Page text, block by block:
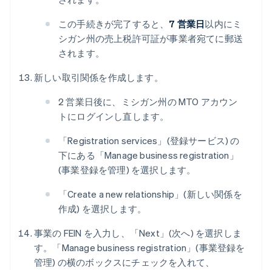
この手続きが完了すると、 7 営業日以内にミ
シガン州の売上税許可証が事業者宛てに郵送
されます。
新しい取引関係を作成します。
2 営業日後に、ミシガン州の MTO アカウン
トにログインし直します。
「Registration services」(登録サービス) の
下にある「Manage business registration」
(事業登録を管理) を選択します。
「Create a new relationship」(新しい関係を
作成) を選択します。
事業の FEIN を入力し、「Next」(次へ) を選択しま
す。「Manage business registration」(事業登録を
管理) の横のボックスにチェックを入れて、